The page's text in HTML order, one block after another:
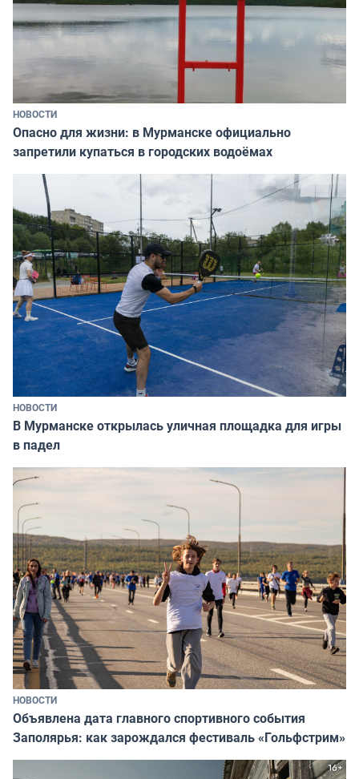
НОВОСТИ
Опасно для жизни: в Мурманске официально
запретили купаться в городских водоёмах
НОВОСТИ
В Мурманске открылась уличная площадка для игры
в падел
НОВОСТИ
Объявлена дата главного спортивного события
Заполярья: как зарождался фестиваль «Гольфстрим»